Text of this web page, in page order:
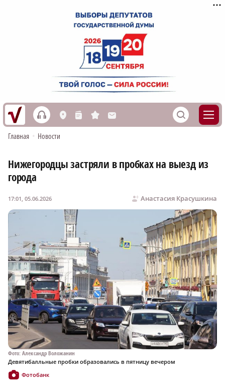
h L n s M S
Главная • Новости
Нижегородцы застряли в пробках на выезд из
города
Анастасия Красушкина
17:01, 05.06.2026
Фото: Александр Воложанин
Девятибалльные пробки образовались в пятницу вечером
Фотобанк